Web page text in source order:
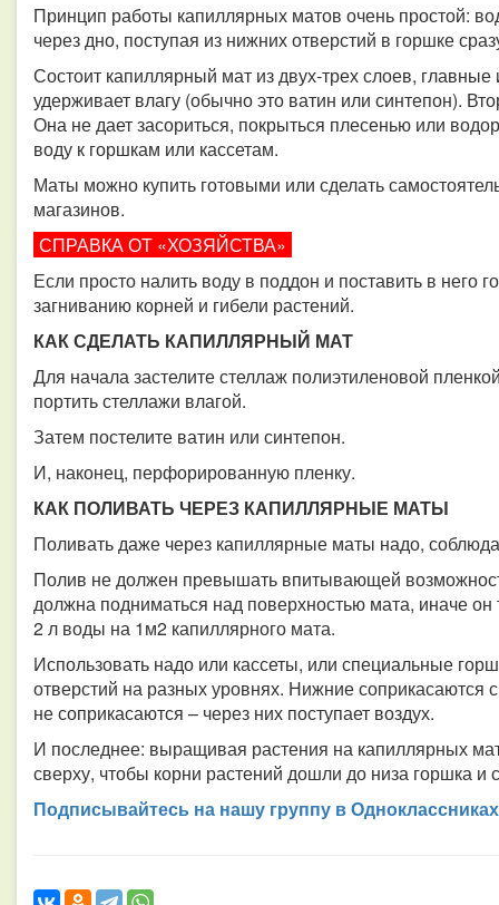
Принцип работы капиллярных матов очень простой:
через дно, поступая из нижних отверстий в горшке
Состоит капиллярный мат из двух-трех слоев,
удерживает влагу (обычно это ватин или синтепон).
Она не дает засориться, покрыться плесенью или
воду к горшкам или кассетам.
Маты можно купить готовыми или сделать
магазинов.
СПРАВКА ОТ «ХОЗЯЙСТВА»
Если просто налить воду в поддон и поставить в него
загниванию корней и гибели растений.
КАК СДЕЛАТЬ КАПИЛЛЯРНЫЙ МАТ
Для начала застелите стеллаж полиэтиленовой
портить стеллажи влагой.
Затем постелите ватин или синтепон.
И, наконец, перфорированную пленку.
КАК ПОЛИВАТЬ ЧЕРЕЗ КАПИЛЛЯРНЫЕ МАТЫ
Поливать даже через капиллярные маты надо,
Полив не должен превышать впитывающей
должна подниматься над поверхностью мата, иначе
2 л воды на 1м2 капиллярного мата.
Использовать надо или кассеты, или специальные
отверстий на разных уровнях. Нижние соприкасаются
не соприкасаются – через них поступает воздух.
И последнее: выращивая растения на капиллярных
сверху, чтобы корни растений дошли до низа горшка и
Подписывайтесь на нашу группу в Одноклассниках